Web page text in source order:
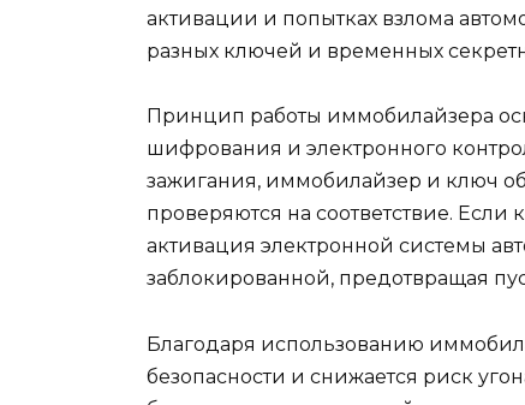
активации и попытках взлома
разных ключей и временных
Принцип работы иммобилайзера
шифрования и электронного
зажигания, иммобилайзер и ключ
проверяются на соответствие.
активация электронной системы
заблокированной, предотвращая
Благодаря использованию
безопасности и снижается риск